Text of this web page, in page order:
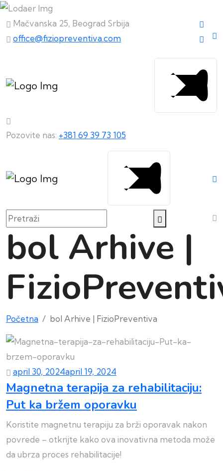
Mačvanska 25, Beograd Srbija
office@fiziopreventiva.com
Pozovite nas: +381 69 39 73 105
bol Arhive |
Početna bol Arhive | FizioPreventiva
april 30, 2024april 19, 2024
Magnetna terapija za rehabilitaciju:
Put ka bržem oporavku
Koristite magnetnu terapiju za brži oporavak nakon
povrede – otkrijte kako ova inovativna metoda može
da ubrza proces rehabilitacije!